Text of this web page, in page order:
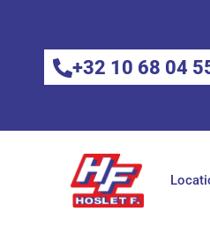
+32 10 68 04